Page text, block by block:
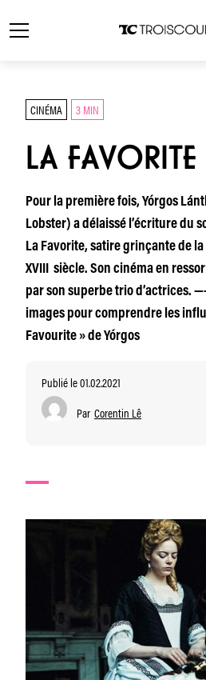
CINÉMA 3 MIN
LA FAVORITE
Pour la première fois, Yórgos
Lobster) a délaissé l’écriture du
La Favorite, satire grinçante de
XVIII siècle. Son cinéma en
par son superbe trio d’actrices. —-
images pour comprendre les
Favourite » de Yórgos
Publié le 01.02.2021
Par Corentin Lê